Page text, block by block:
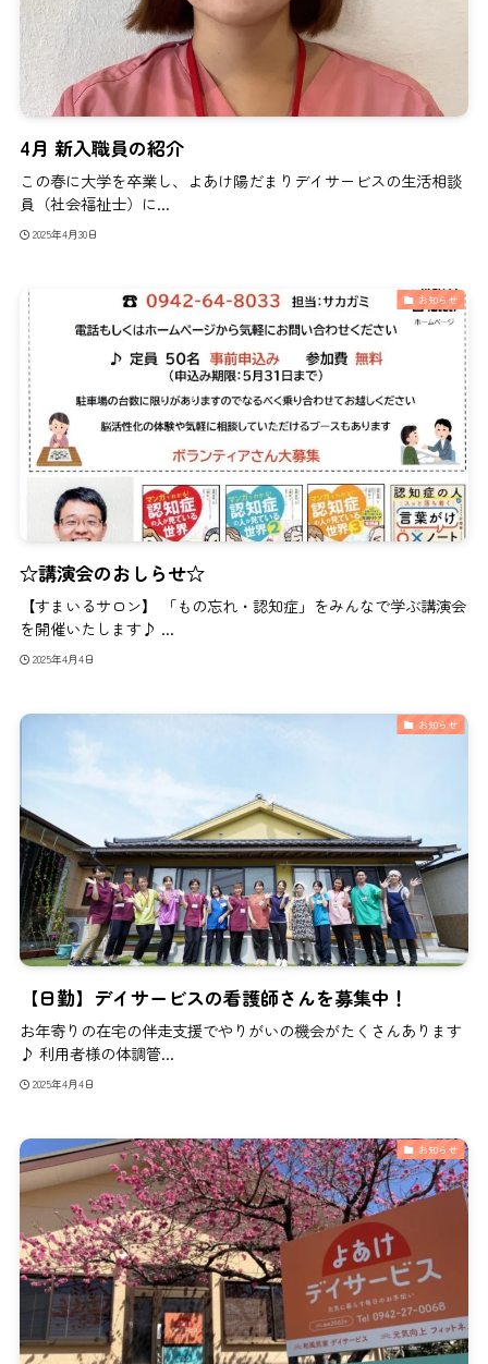
4月 新入職員の紹介
この春に大学を卒業し、よあけ陽だまりデイサービスの生活相談
員（社会福祉士）に...
2025年4月30日
お知らせ
☆講演会のおしらせ☆
【すまいるサロン】 「もの忘れ・認知症」をみんなで学ぶ講演会
を開催いたします♪ ...
2025年4月4日
お知らせ
【日勤】デイサービスの看護師さんを募集中！
お年寄りの在宅の伴走支援でやりがいの機会がたくさんあります
♪ 利用者様の体調管...
2025年4月4日
お知らせ